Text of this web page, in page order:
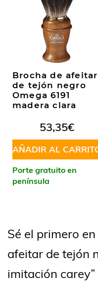
Brocha de afeitar
de tejón negro
Omega 6191
madera clara
53,35€
AÑADIR AL
Porte gratuito en
península
Sé el primero
afeitar de tejón
imitación carey”